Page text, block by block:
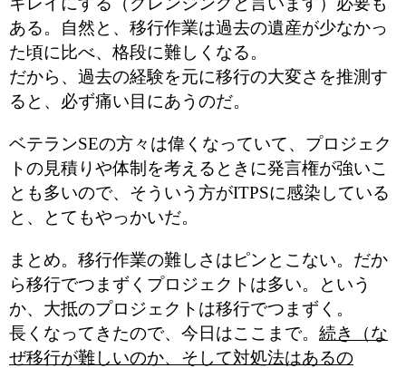
ある。自然と、移行作業は過去の遺産が少なかっ
た頃に比べ、格段に難しくなる。
だから、過去の経験を元に移行の大変さを推測す
ると、必ず痛い目にあうのだ。
ベテランSEの方々は偉くなっていて、プロジェク
トの見積りや体制を考えるときに発言権が強いこ
とも多いので、そういう方がITPSに感染している
と、とてもやっかいだ。
まとめ。移行作業の難しさはピンとこない。だか
ら移行でつまずくプロジェクトは多い。という
か、大抵のプロジェクトは移行でつまずく。
長くなってきたので、今日はここまで。 続き（な
ぜ移行が難しいのか、そして対処法はあるの